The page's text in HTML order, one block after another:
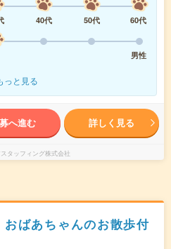
40代 50代
60代
男性
っと見る
へ進む 詳しく見る
タッフィング株式会社
おばあちゃんのお散歩付